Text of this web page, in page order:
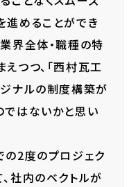
進めることができ
業界全体・職種の特
つつ、「西村瓦工
ジナルの制度構築が
ではないかと思い
の2度のプロジェク
、社内のベクトルが